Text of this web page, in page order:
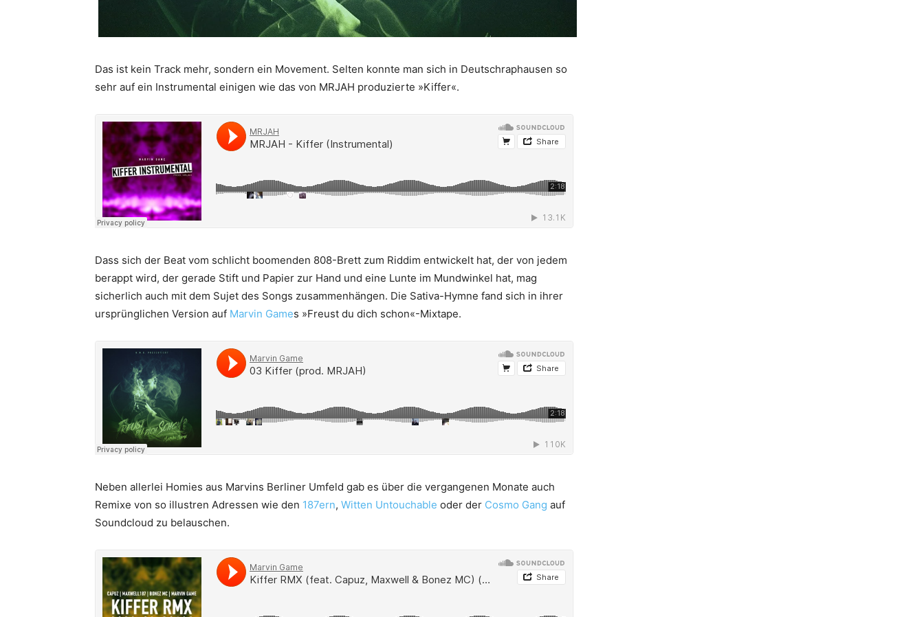
Das ist kein Track mehr, sondern ein Movement. Selten konnte man sich in Deutschraphausen so
sehr auf ein Instrumental einigen wie das von MRJAH produzierte »Kiffer«.
Dass sich der Beat vom schlicht boomenden 808-Brett zum Riddim entwickelt hat, der von jedem
berappt wird, der gerade Stift und Papier zur Hand und eine Lunte im Mundwinkel hat, mag
sicherlich auch mit dem Sujet des Songs zusammenhängen. Die Sativa-Hymne fand sich in ihrer
ursprünglichen Version auf Marvin Games »Freust du dich schon«-Mixtape.
Neben allerlei Homies aus Marvins Berliner Umfeld gab es über die vergangenen Monate auch
Remixe von so illustren Adressen wie den 187ern, Witten Untouchable oder der Cosmo Gang auf
Soundcloud zu belauschen.